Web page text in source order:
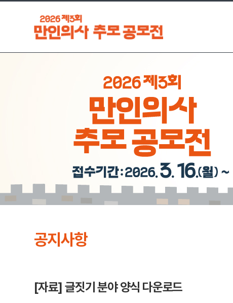
공지사항
[자료] 글짓기 분야 양식 다운로드